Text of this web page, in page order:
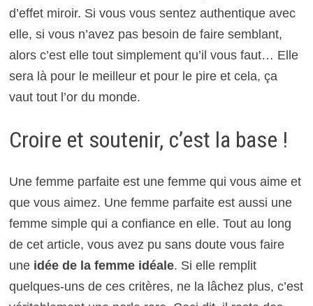
d’effet miroir. Si vous vous sentez authentique avec
elle, si vous n’avez pas besoin de faire semblant,
alors c’est elle tout simplement qu’il vous faut… Elle
sera là pour le meilleur et pour le pire et cela, ça
vaut tout l’or du monde.
Croire et soutenir, c’est la base !
Une femme parfaite est une femme qui vous aime et
que vous aimez. Une femme parfaite est aussi une
femme simple qui a confiance en elle. Tout au long
de cet article, vous avez pu sans doute vous faire
une idée de la femme idéale. Si elle remplit
quelques-uns de ces critères, ne la lâchez plus, c’est